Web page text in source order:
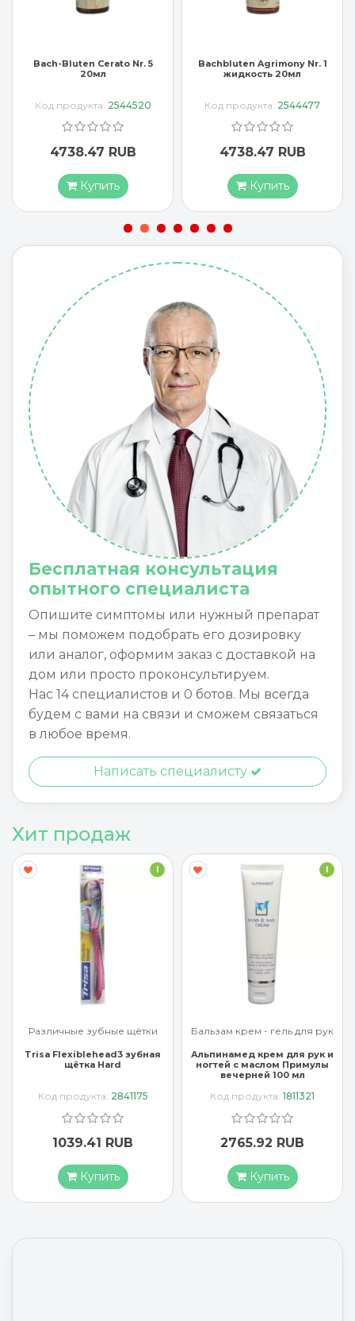
Bach-Bluten Cerato Nr. 5
20мл
Код продукта: 2544520
4738.47 RUB
Купить
Bachbluten Agrimony Nr. 1
жидкость 20мл
Код продукта: 2544477
4738.47 RUB
Купить
Бесплатная консультация
опытного специалиста
Опишите симптомы или нужный препарат
– мы поможем подобрать его дозировку
или аналог, оформим заказ с доставкой на
дом или просто проконсультируем.
Нас 14 специалистов и 0 ботов. Мы всегда
будем с вами на связи и сможем связаться
в любое время.
Написать специалисту
Хит продаж
Различные зубные щётки
Trisa Flexiblehead3 зубная
щётка Hard
Код продукта: 2841175
1039.41 RUB
Купить
Бальзам крем - гель для рук
Альпинамед крем для рук и
ногтей с маслом Примулы
вечерней 100 мл
Код продукта: 1811321
2765.92 RUB
Купить